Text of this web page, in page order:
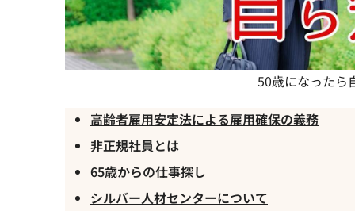
50歳になったら
高齢者雇用安定法による雇用確保の義務
非正規社員とは
65歳からの仕事探し
シルバー人材センターについて